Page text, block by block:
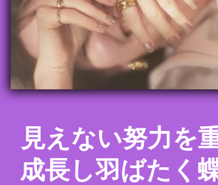
見えない努力を
成長し羽ばたく